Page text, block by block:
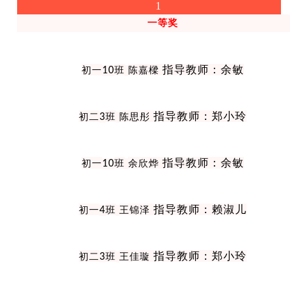
1
一等奖
初一10班 陈嘉樑 指导教师：余敏
初二 3班 陈思彤 指导教师：郑小玲
初一10班 余欣烨 指导教师：余敏
初一4班 王锦泽 指导教师：赖淑儿
初二3班 王佳璇 指导教师：郑小玲